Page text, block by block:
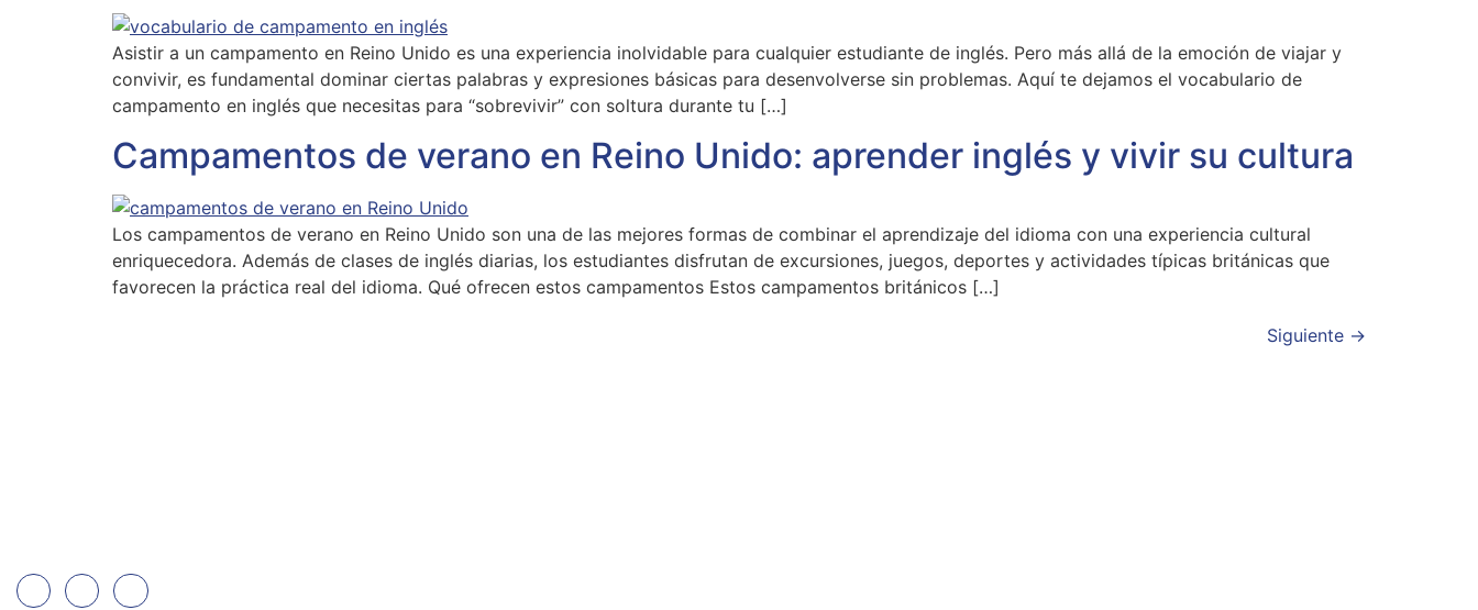
Asistir a un campamento en Reino Unido es una experiencia inolvidable para cualquier estudiante de inglés. Pero más allá de la emoción de viajar y
convivir, es fundamental dominar ciertas palabras y expresiones básicas para desenvolverse sin problemas. Aquí te dejamos el vocabulario de
campamento en inglés que necesitas para “sobrevivir” con soltura durante tu […]
Campamentos de verano en Reino Unido: aprender inglés y vivir su cultura
Los campamentos de verano en Reino Unido son una de las mejores formas de combinar el aprendizaje del idioma con una experiencia cultural
enriquecedora. Además de clases de inglés diarias, los estudiantes disfrutan de excursiones, juegos, deportes y actividades típicas británicas que
favorecen la práctica real del idioma. Qué ofrecen estos campamentos Estos campamentos británicos […]
Siguiente →